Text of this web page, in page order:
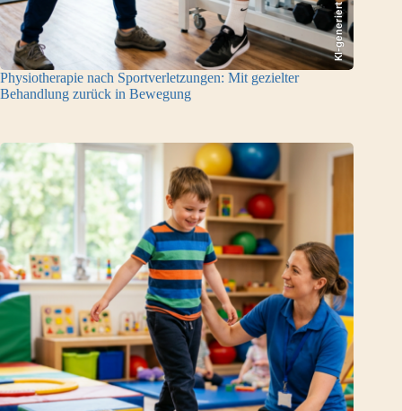
KI-generiert
Physiotherapie nach Sportverletzungen: Mit gezielter
Behandlung zurück in Bewegung